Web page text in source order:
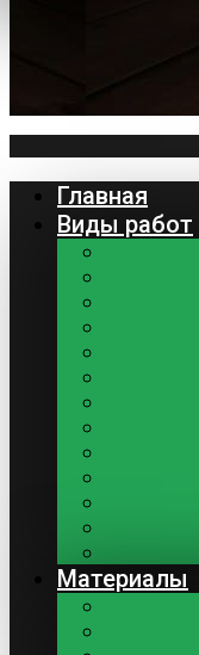
Главная
Виды работ
Материалы